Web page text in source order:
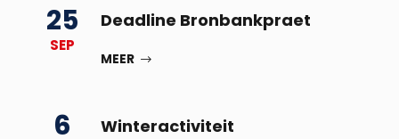
25
SEP
Deadline Bronbankpraet
MEER
6 Winteractiviteit